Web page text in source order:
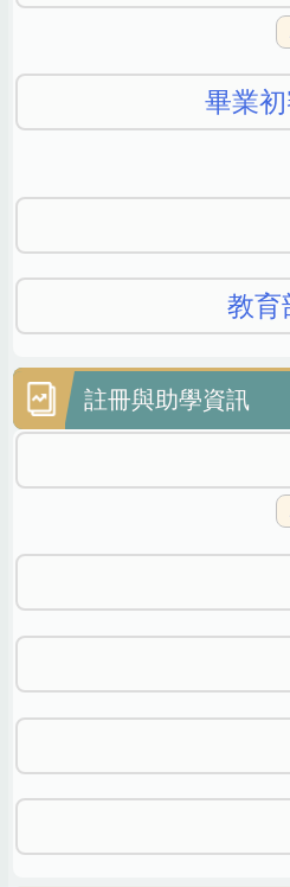
畢業
教育
註冊與助學資訊